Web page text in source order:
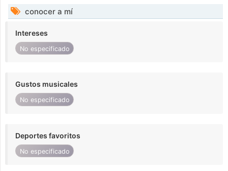
conocer a mí
Intereses
No especificado
Gustos musicales
No especificado
Deportes favoritos
No especificado